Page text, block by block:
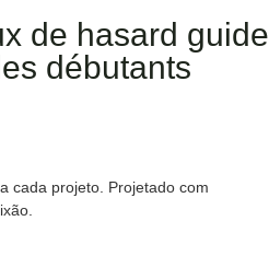
de hasard guide
débutants
cada projeto. Projetado com